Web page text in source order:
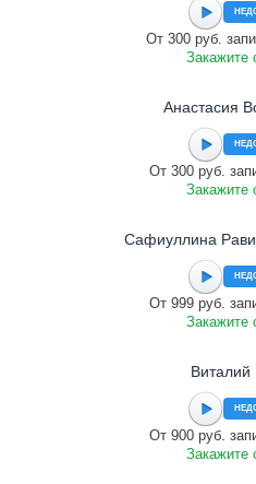
От 300 руб.
Закажите
Анастасия
От 300 руб.
Закажите
Сафиуллина
От 999 руб.
Закажите
Виталий
От 900 руб.
Закажите